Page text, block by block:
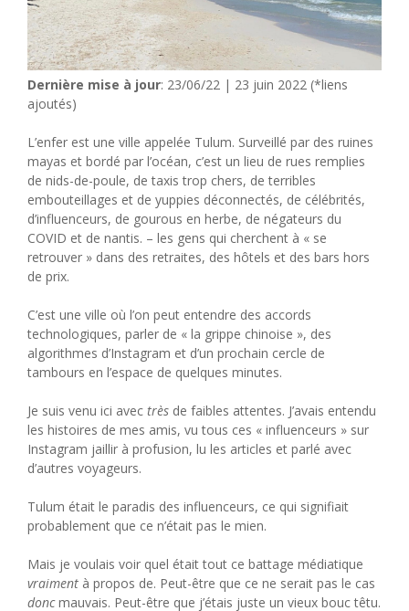
Dernière mise à jour: 23/06/22 | 23 juin 2022 (*liens
ajoutés)
L’enfer est une ville appelée Tulum. Surveillé par des ruines
mayas et bordé par l’océan, c’est un lieu de rues remplies
de nids-de-poule, de taxis trop chers, de terribles
embouteillages et de yuppies déconnectés, de célébrités,
d’influenceurs, de gourous en herbe, de négateurs du
COVID et de nantis. – les gens qui cherchent à « se
retrouver » dans des retraites, des hôtels et des bars hors
de prix.
C’est une ville où l’on peut entendre des accords
technologiques, parler de « la grippe chinoise », des
algorithmes d’Instagram et d’un prochain cercle de
tambours en l’espace de quelques minutes.
Je suis venu ici avec très de faibles attentes. J’avais entendu
les histoires de mes amis, vu tous ces « influenceurs » sur
Instagram jaillir à profusion, lu les articles et parlé avec
d’autres voyageurs.
Tulum était le paradis des influenceurs, ce qui signifiait
probablement que ce n’était pas le mien.
Mais je voulais voir quel était tout ce battage médiatique
vraiment à propos de. Peut-être que ce ne serait pas le cas
doncmauvais. Peut-être que j’étais juste un vieux bouc têtu.